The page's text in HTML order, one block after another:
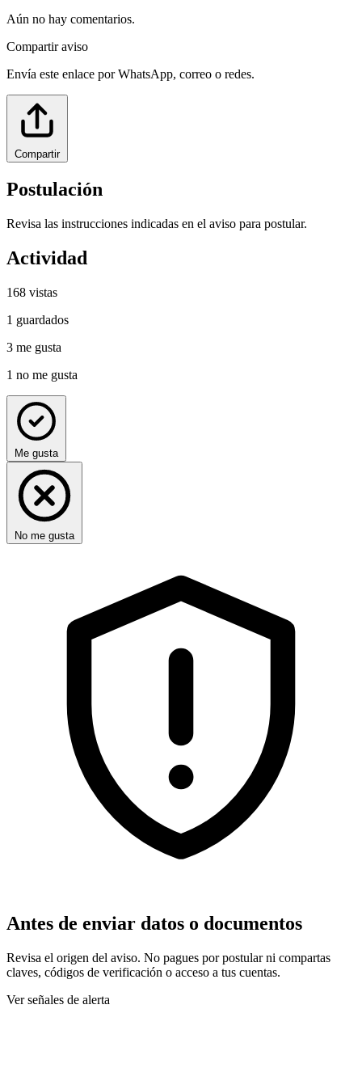
Aún no hay comentarios.
Compartir aviso
Envía este enlace por WhatsApp, correo o redes.
Compartir
Postulación
Revisa las instrucciones indicadas en el aviso para postular.
Actividad
168 vistas
1 guardados
3 me gusta
1 no me gusta
Me gusta
No me gusta
Antes de enviar datos o documentos
Revisa el origen del aviso. No pagues por postular ni compartas
claves, códigos de verificación o acceso a tus cuentas.
Ver señales de alerta